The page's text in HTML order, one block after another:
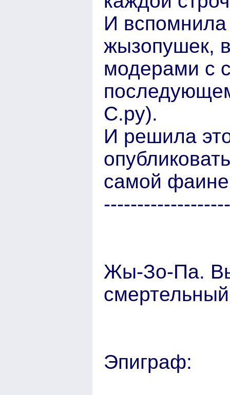
И вспомнила
жызопушек,
модерами с
С.ру).
И решила
самой фаине
Жы-Зо-Па.
смертельный
Эпиграф: